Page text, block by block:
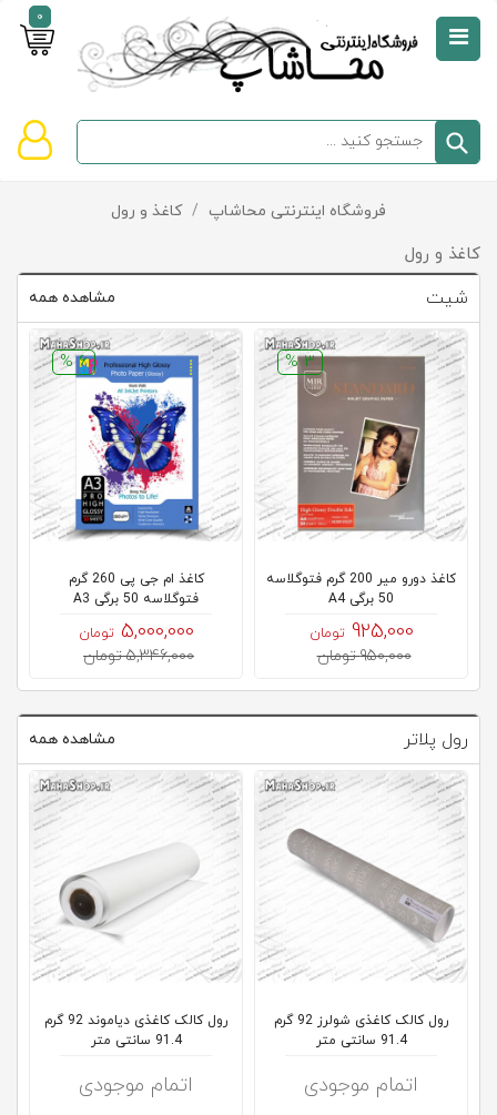
0
صفحه
تخفیف‌ها
و
پیشنهادها
تماس
کلاب
محاشاپ
خالی
است
فروشگاه اینترنتی محاشاپ / کاغذ و رول
کاغذ و رول
شیت مشاهده همه
3 %
کاغذ دورو میر 200 گرم فتوگلاسه
50 برگی A4
925,000 تومان
950,000 تومان
6 %
کاغذ ام جی پی 260 گرم
فتوگلاسه 50 برگی A3
5,000,000 تومان
5,346,000 تومان
رول پلاتر مشاهده همه
رول کالک کاغذی شولرز 92 گرم
91.4 سانتی متر
اتمام موجودی
رول کالک کاغذی دیاموند 92 گرم
91.4 سانتی متر
اتمام موجودی